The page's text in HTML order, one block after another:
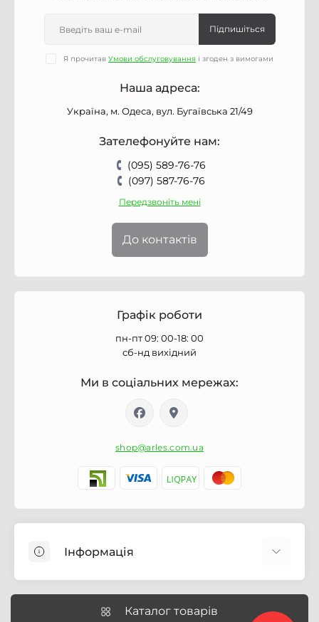
Підпишіться
Я прочитав Умови обслуговування і згоден з вимогами
Наша адреса:
Україна, м. Одеса, вул. Бугаївська 21/49
Зателефонуйте нам:
(095) 589-76-76
(097) 587-76-76
Передзвоніть мені
До контактів
Графік роботи
пн-пт 09: 00-18: 00
сб-нд вихідний
Ми в соціальних мережах:
shop@arles.com.ua
Інформація
Про магазин Arles.com.uaКаталог товарів